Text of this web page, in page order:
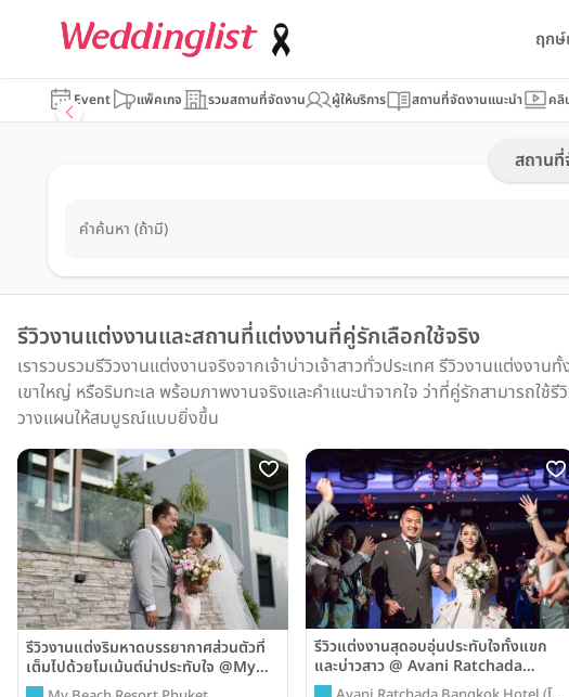
ฤก
Event แพ็คเกจ รวมสถานที่จัดงาน ผู้ให้บริการ สถานที่จัดงานแนะนำ คลิ
สถานที่
คำค้นหา (ถ้ามี)
รีวิวงานแต่งงานและสถานที่แต่งงานที่คู่รักเลือกใช้จริง
เรารวบรวมรีวิวงานแต่งงานจริงจากเจ้าบ่าวเจ้าสาวทั่วประเทศ รีวิวงานแต่งงา
เขาใหญ่ หรือริมทะเล พร้อมภาพงานจริงและคำแนะนำจากใจ ว่าที่คู่รักสามารถใช้
วางแผนให้สมบูรณ์แบบยิ่งขึ้น
รีวิวงานแต่งริมหาดบรรยากาศส่วนตัวที่
เต็มไปด้วยโมเม้นต์น่าประทับใจ @My
Beach Resort Phuket
รีวิวแต่งงานสุดอบอุ่นประทับใจทั้งแขก
และบ่าวสาว @ Avani Ratchada
Bangkok Hotel